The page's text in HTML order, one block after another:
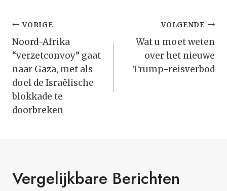
Bericht
Navigatie
VORIGE
Noord-Afrika
“verzetconvoy” gaat
naar Gaza, met als
doel de Israëlische
blokkade te
doorbreken
VOLGENDE
Wat u moet weten
over het nieuwe
Trump-reisverbod
Vergelijkbare Berichten